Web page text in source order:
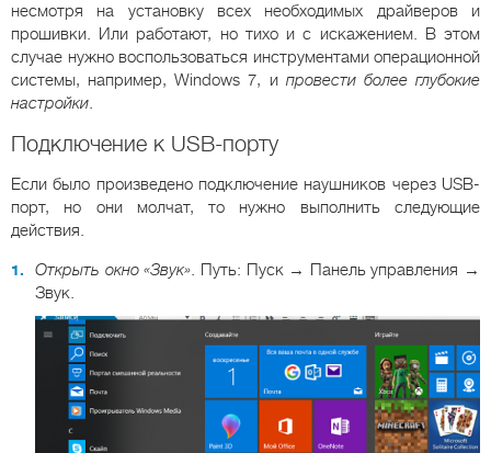
несмотря на установку всех необходимых драйверов и
прошивки. Или работают, но тихо и с искажением. В этом
случае нужно воспользоваться инструментами операционной
системы, например, Windows 7, и провести более глубокие
настройки.
Подключение к USB-порту
Если было произведено подключение наушников через USB-
порт, но они молчат, то нужно выполнить следующие
действия.
Открыть окно «Звук». Путь: Пуск → Панель управления →
Звук.